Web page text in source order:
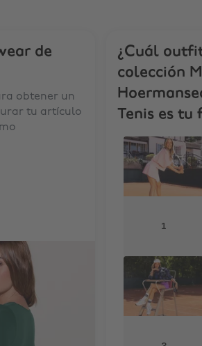
de
obtener un
tu artículo
¿Cuál
colección
Tenis es tu
1